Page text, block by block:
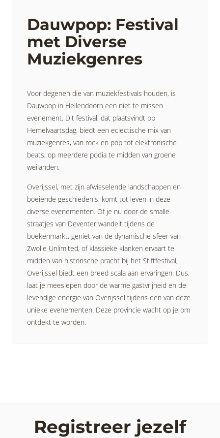
Dauwpop: Festival
met Diverse
Muziekgenres
Voor degenen die van muziekfestivals houden, is
Dauwpop in Hellendoorn een niet te missen
evenement. Dit festival, dat plaatsvindt op
Hemelvaartsdag, biedt een eclectische mix van
muziekgenres, van rock en pop tot elektronische
beats, op meerdere podia te midden van groene
weilanden.
Overijssel, met zijn afwisselende landschappen en
boeiende geschiedenis, komt tot leven in deze
diverse evenementen. Of je nu door de smalle
straatjes van Deventer wandelt tijdens de
boekenmarkt, geniet van de dynamische sfeer van
Zwolle Unlimited, of klassieke klanken ervaart te
midden van historische pracht bij het Stiftfestival,
Overijssel biedt een breed scala aan ervaringen. Dus,
laat je meeslepen door de warme gastvrijheid en de
levendige energie van Overijssel tijdens een van deze
unieke evenementen. Deze provincie wacht op je om
ontdekt te worden.
Registreer jezelf